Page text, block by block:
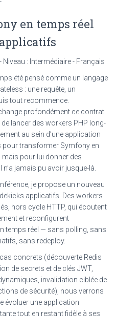
en temps réel
- Niveau : Intermédiaire - Français
été pensé comme un langage
: une requête, un
tout recommence.
profondément ce contrat
lancer des workers PHP long-
au sein d’une application
pour transformer Symfony en
mais pour lui donner des
n’a jamais pu avoir jusque-là.
je propose un nouveau
applicatifs. Des workers
hors cycle HTTP, qui écoutent
et reconfigurent
temps réel — sans polling, sans
sans redeploy.
concrets (découverte Redis
de secrets et de clés JWT,
invalidation ciblée de
de sécurité), nous verrons
évoluer une application
tout en restant fidèle à ses